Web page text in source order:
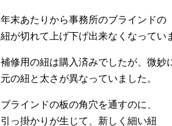
年末あたりから事務所のブラインドの
紐が切れて上げ下げ出来なくなってい
補修用の紐は購入済みでしたが、微妙
元の紐と太さが異なっていました。
ブラインドの板の角穴を通すのに、
引っ掛かりが生じて、新しく細い紐